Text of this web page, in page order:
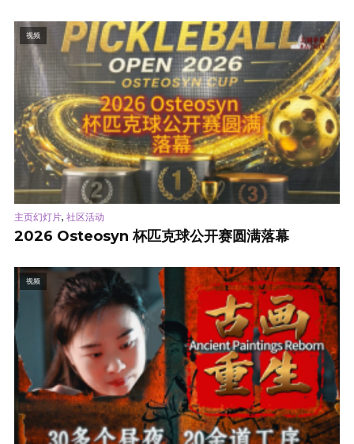
视频
主页幻灯片, 社区活动
2026 Osteosyn 杯匹克球公开赛圆满落幕
视频